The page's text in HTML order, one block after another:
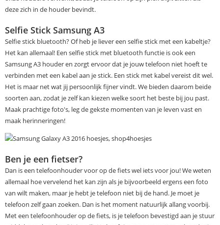
deze zich in de houder bevindt.
Selfie Stick Samsung A3
Selfie stick bluetooth? Of heb je liever een selfie stick met een kabeltje?
Het kan allemaal! Een selfie stick met bluetooth functie is ook een
Samsung A3 houder en zorgt ervoor dat je jouw telefoon niet hoeft te
verbinden met een kabel aan je stick. Een stick met kabel vereist dit wel.
Het is maar net wat jij persoonlijk fijner vindt. We bieden daarom beide
soorten aan, zodat je zelf kan kiezen welke soort het beste bij jou past.
Maak prachtige foto's, leg de gekste momenten van je leven vast en
maak herinneringen!
Ben je een fietser?
Dan is een telefoonhouder voor op de fiets wel iets voor jou! We weten
allemaal hoe vervelend het kan zijn als je bijvoorbeeld ergens een foto
van wilt maken, maar je hebt je telefoon niet bij de hand. Je moet je
telefoon zelf gaan zoeken. Dan is het moment natuurlijk allang voorbij.
Met een telefoonhouder op de fiets, is je telefoon bevestigd aan je stuur